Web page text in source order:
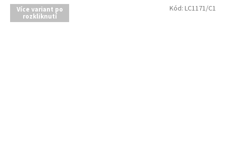
Více variant po
rozkliknutí
Kód: LC1171/C1